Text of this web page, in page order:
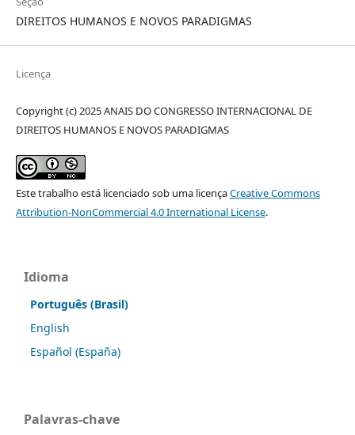
DIREITOS HUMANOS E NOVOS PARADIGMAS
Licença
Copyright (c) 2025 ANAIS DO CONGRESSO INTERNACIONAL DE
DIREITOS HUMANOS E NOVOS PARADIGMAS
Este trabalho está licenciado sob uma licençaCreative Commons
Attribution-NonCommercial 4.0 International License.
Idioma
Português (Brasil)
English
Español (España)
Palavras-chave